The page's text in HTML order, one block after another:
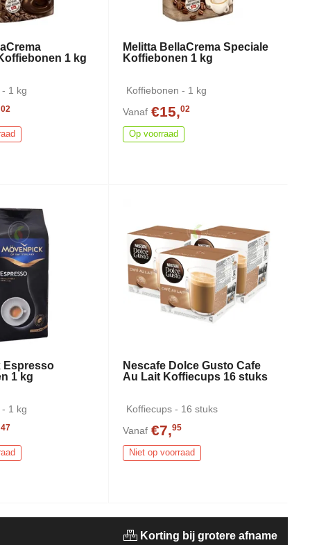
1 kg
1 kg
02
Melitta BellaCrema Speciale
Koffiebonen 1 kg
Koffiebonen - 1 kg
Vanaf €15,02
Op voorraad
Espresso
1 kg
1 kg
47
Nescafe Dolce Gusto Cafe
Au Lait Koffiecups 16 stuks
Koffiecups - 16 stuks
Vanaf €7,95
Niet op voorraad
Korting bij grotere afname